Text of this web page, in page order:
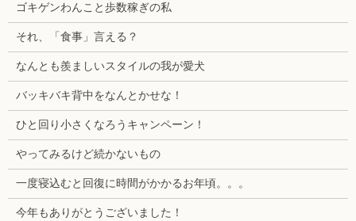
ゴキゲンわんこと歩数稼ぎの私
それ、「食事」言える？
なんとも羨ましいスタイルの我が愛犬
バッキバキ背中をなんとかせな！
ひと回り小さくなろうキャンペーン！
やってみるけど続かないもの
一度寝込むと回復に時間がかかるお年頃。。。
今年もありがとうございました！